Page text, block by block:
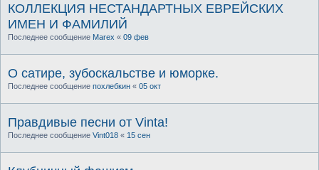
КОЛЛЕКЦИЯ НЕСТАНДАРТНЫХ ЕВРЕЙСКИХ
ИМЕН И ФАМИЛИЙ
Последнее сообщение Marex « 09 фев
О сатире, зубоскальстве и юморке.
Последнее сообщение похлебкин « 05 окт
Правдивые песни от Vinta!
Последнее сообщение Vint018 « 15 сен